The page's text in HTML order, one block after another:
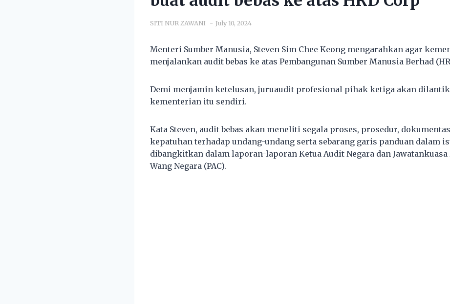
SITI NUR ZAWANI July 10, 2024
Menteri Sumber Manusia, Steven Sim Chee Keong mengarahkan agar
menjalankan audit bebas ke atas Pembangunan Sumber Manusia Berhad
Demi menjamin ketelusan, juruaudit profesional pihak ketiga akan
kementerian itu sendiri.
Kata Steven, audit bebas akan meneliti segala proses, prosedur,
kepatuhan terhadap undang-undang serta sebarang garis panduan dalam
dibangkitkan dalam laporan-laporan Ketua Audit Negara dan
Wang Negara (PAC).